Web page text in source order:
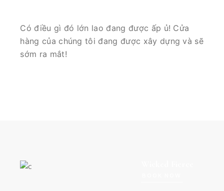
Có điều gì đó lớn lao đang được ấp ủ! Cửa
hàng của chúng tôi đang được xây dựng và sẽ
sớm ra mắt!